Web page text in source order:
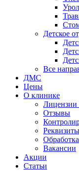
Детское
Все
ДМС
Цены
О клинике
Лицензии
Отзывы
Реквизиты
Вакансии
Акции
Статьи